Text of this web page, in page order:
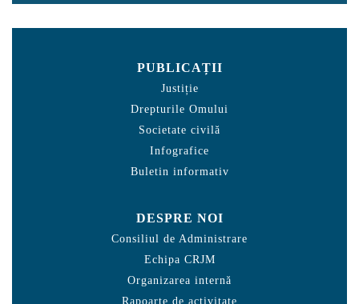
PUBLICAȚII
Justiție
Drepturile Omului
Societate civilă
Infografice
Buletin informativ
DESPRE NOI
Consiliul de Administrare
Echipa CRJM
Organizarea internă
Rapoarte de activitate